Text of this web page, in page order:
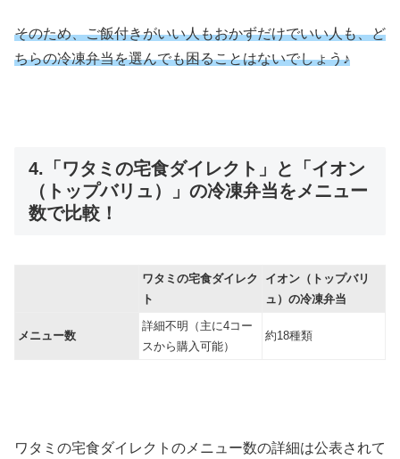
そのため、ご飯付きがいい人もおかずだけでいい人も、ど
ちらの冷凍弁当を選んでも困ることはないでしょう♪
4.「ワタミの宅食ダイレクト」と「イオン
（トップバリュ）」の冷凍弁当をメニュー
数で比較！
ワタミの宅食ダイレク
ト
イオン（トップバリ
ュ）の冷凍弁当
メニュー数
詳細不明（主に4コー
スから購入可能）
約18種類
ワタミの宅食ダイレクトのメニュー数の詳細は公表されて